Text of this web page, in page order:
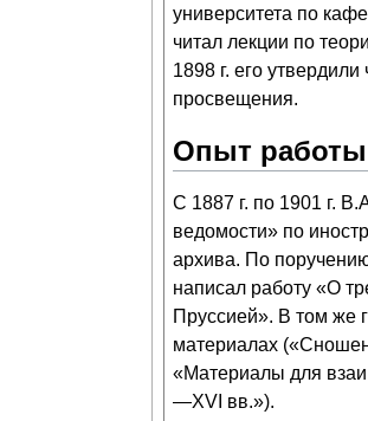
университета по
читал лекции по
1898 г. его
просвещения.
Опыт
С 1887 г. по 1901 г.
ведомости» по
архива. По
написал работу «О
Пруссией». В том же
материалах
«Материалы для
—XVI вв.»).